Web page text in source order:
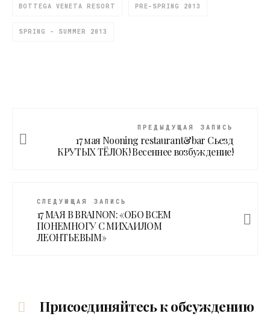
BOTTEGA VENETA RESORT PRE-SPRING 2013
SPRING - SUMMER 2013
ПРЕДЫДУЩАЯ ЗАПИСЬ
17 мая Nooning restaurant&bar Сьезд
КРУТЫХ ТЁЛОК! Весеннее возбуждение!
СЛЕДУЮЩАЯ ЗАПИСЬ
17 МАЯ В BRAINON: «ОБО ВСЕМ
ПОНЕМНОГУ С МИХАИЛОМ
ЛЕОНТЬЕВЫМ»
Присоединяйтесь к обсуждению